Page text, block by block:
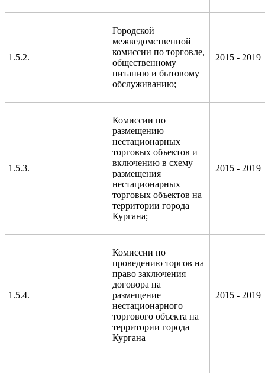
1.5.2.
Городской
межведомственной
комиссии по торговле,
общественному
питанию и бытовому
обслуживанию;
2015 - 2019
1.5.3.
Комиссии по
размещению
нестационарных
торговых объектов и
включению в схему
размещения
нестационарных
торговых объектов на
территории города
Кургана;
2015 - 2019
1.5.4.
Комиссии по
проведению торгов на
право заключения
договора на
размещение
нестационарного
торгового объекта на
территории города
Кургана
2015 - 2019